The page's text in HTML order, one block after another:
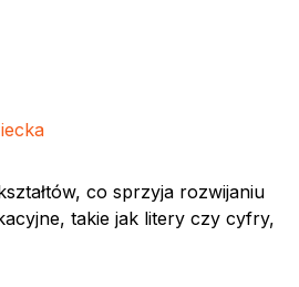
co sprzyja rozwijaniu
takie jak litery czy cyfry,